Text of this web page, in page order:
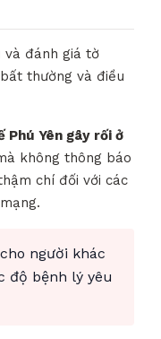
và đánh giá tờ
thường và điều
Phú Yên gây rối ở
không thông báo
chí đối với các
người khác
độ bệnh lý yêu